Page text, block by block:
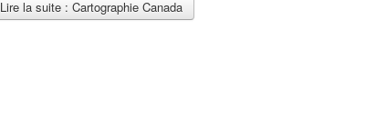
Lire la suite : Cartographie Canada